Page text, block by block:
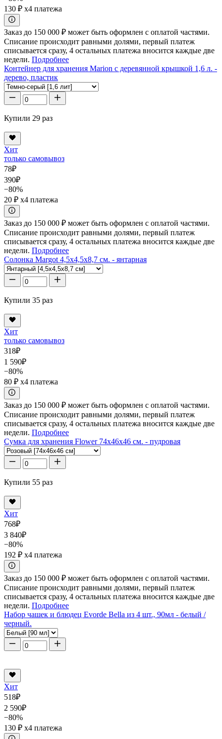
130 ₽ x4 платежа
Заказ до 150 000 ₽ может быть оформлен с оплатой частями.
Списание происходит равными долями, первый платеж
списывается сразу, 4 остальных платежа вносится каждые две
недели. Подробнее
Контейнер для хранения Marion с деревянной крышкой 1,6 л. -
дерево, пластик
Купили 29 раз
Хит
только самовывоз
78₽
390₽
−80%
20 ₽ x4 платежа
Заказ до 150 000 ₽ может быть оформлен с оплатой частями.
Списание происходит равными долями, первый платеж
списывается сразу, 4 остальных платежа вносится каждые две
недели. Подробнее
Солонка Margot 4,5x4,5x8,7 см. - янтарная
Купили 35 раз
Хит
только самовывоз
318₽
1 590₽
−80%
80 ₽ x4 платежа
Заказ до 150 000 ₽ может быть оформлен с оплатой частями.
Списание происходит равными долями, первый платеж
списывается сразу, 4 остальных платежа вносится каждые две
недели. Подробнее
Сумка для хранения Flower 74x46x46 см. - пудровая
Купили 55 раз
Хит
768₽
3 840₽
−80%
192 ₽ x4 платежа
Заказ до 150 000 ₽ может быть оформлен с оплатой частями.
Списание происходит равными долями, первый платеж
списывается сразу, 4 остальных платежа вносится каждые две
недели. Подробнее
Набор чашек и блюдец Evorde Bella из 4 шт., 90мл - белый /
черный.
Хит
518₽
2 590₽
−80%
130 ₽ x4 платежа